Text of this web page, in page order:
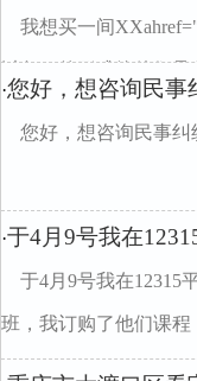
我想买一间
以包租的形式给他们
·您好，想咨询民事
您好，想咨询民事纠
·于4月9号我在
于4月9号我在12315
班，我订购了他们课